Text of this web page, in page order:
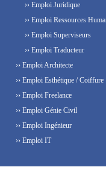
›› Emploi Juridique
›› Emploi Ressources
›› Emploi Superviseurs
›› Emploi Traducteur
›› Emploi Architecte
›› Emploi Esthétique / Coiffure
›› Emploi Freelance
›› Emploi Génie Civil
›› Emploi Ingénieur
›› Emploi IT